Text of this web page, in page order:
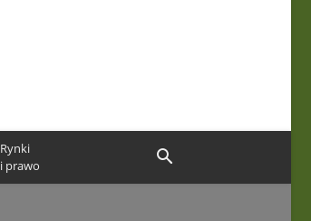
Rynki
i prawo